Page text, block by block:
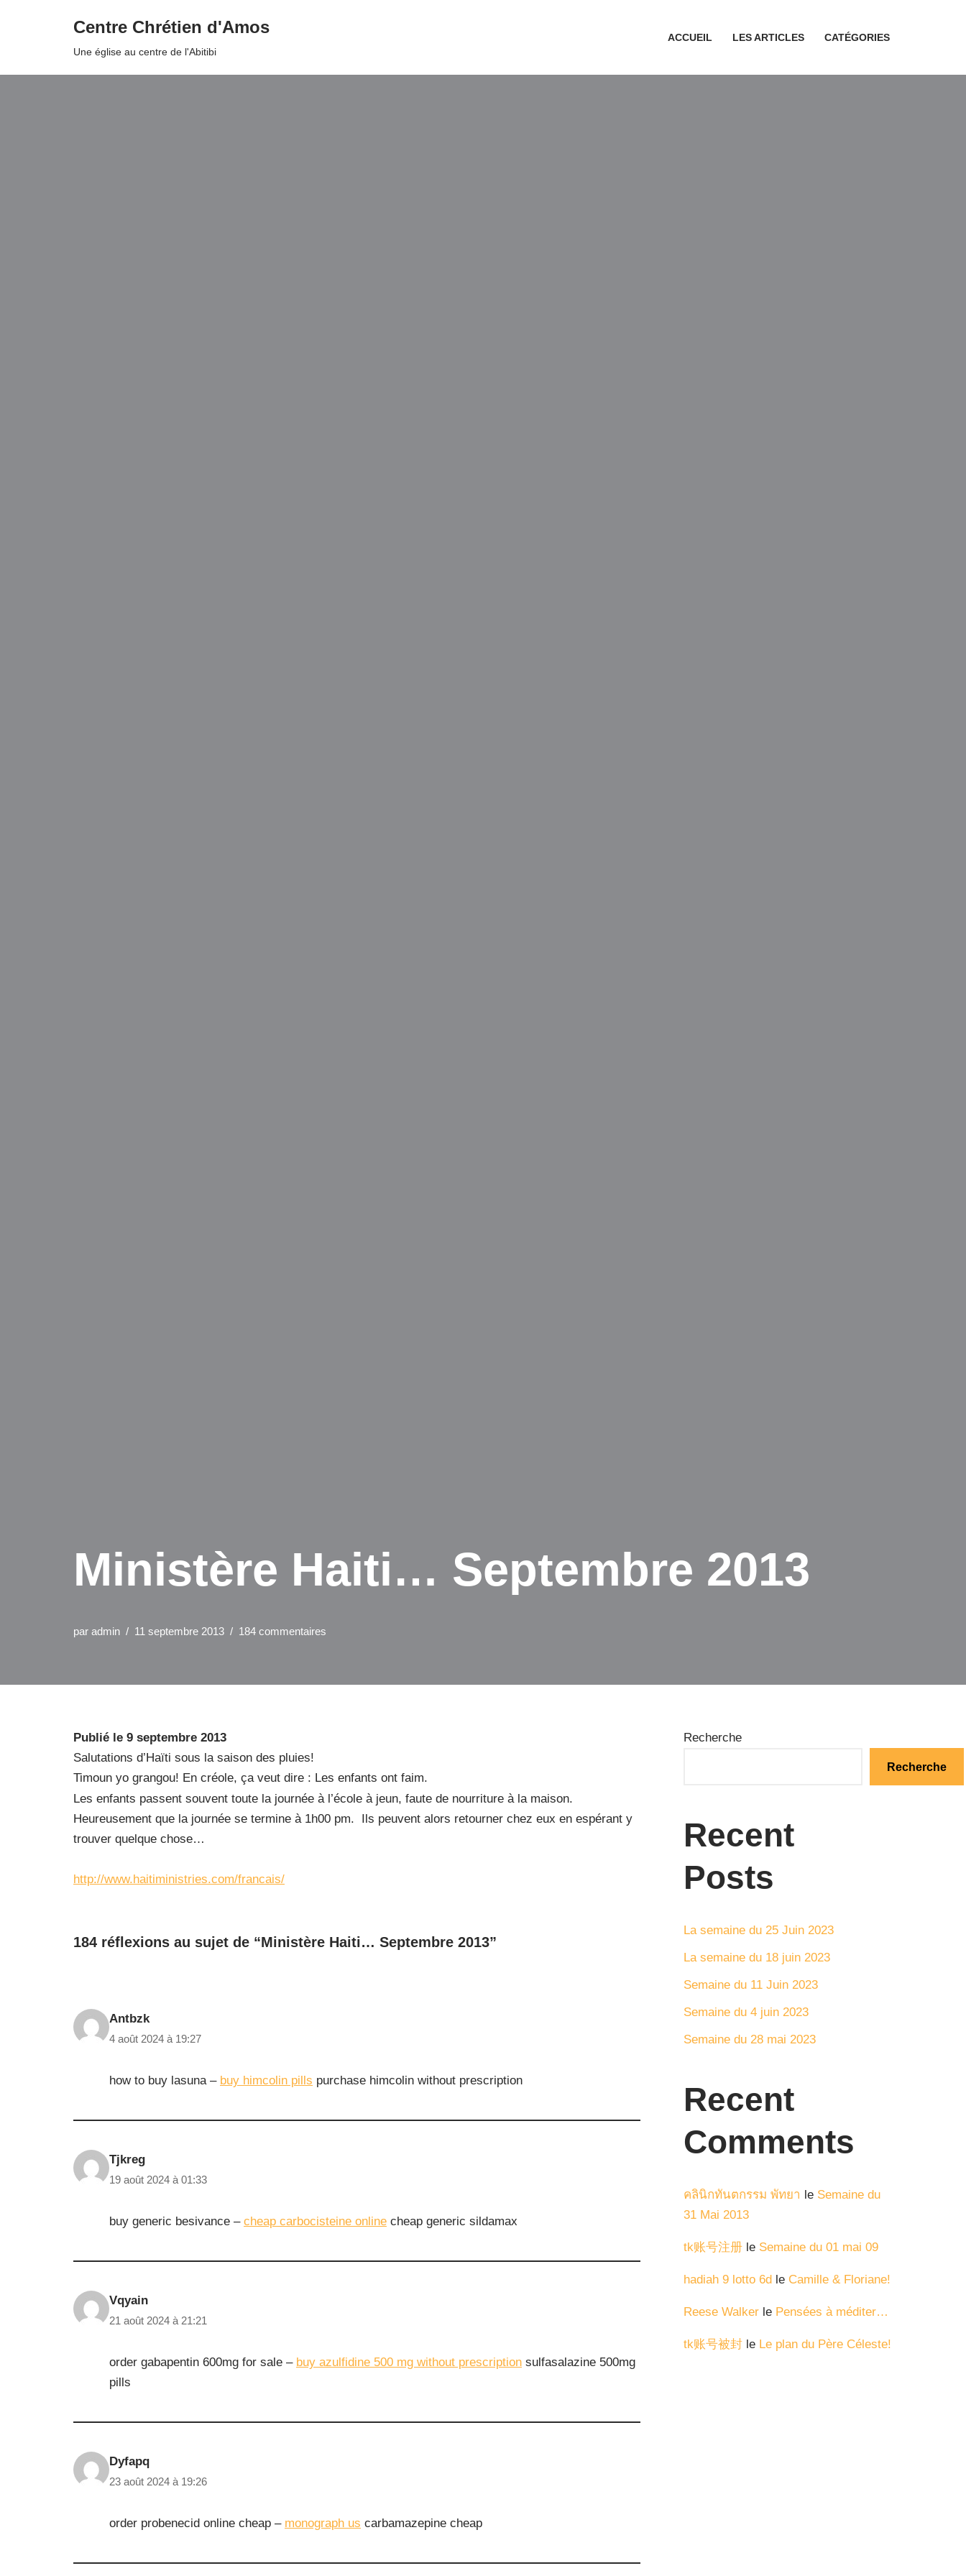
Centre Chrétien d'Amos
Une église au centre de l'Abitibi
ACCUEIL LES ARTICLES CATÉGORIES
Ministère Haiti… Septembre 2013
par admin 11 septembre 2013 184 commentaires
Publié le 9 septembre 2013
Salutations d’Haïti sous la saison des pluies!
Timoun yo grangou! En créole, ça veut dire : Les enfants ont faim.
Les enfants passent souvent toute la journée à l’école à jeun, faute de nourriture à la maison.
Heureusement que la journée se termine à 1h00 pm. Ils peuvent alors retourner chez eux en espérant y
trouver quelque chose…
http://www.haitiministries.com/francais/
184 réflexions au sujet de “Ministère Haiti… Septembre 2013”
Antbzk
4 août 2024 à 19:27
how to buy lasuna – buy himcolin pills purchase himcolin without prescription
Tjkreg
19 août 2024 à 01:33
buy generic besivance – cheap carbocisteine online cheap generic sildamax
Vqyain
21 août 2024 à 21:21
order gabapentin 600mg for sale – buy azulfidine 500 mg without prescription sulfasalazine 500mg
pills
Dyfapq
23 août 2024 à 19:26
order probenecid online cheap – monograph us carbamazepine cheap
Recherche
Recherche
Recent
Posts
La semaine du 25 Juin 2023
La semaine du 18 juin 2023
Semaine du 11 Juin 2023
Semaine du 4 juin 2023
Semaine du 28 mai 2023
Recent
Comments
คลินิกทันตกรรม พัทยา le Semaine du
31 Mai 2013
tk账号注册 le Semaine du 01 mai 09
hadiah 9 lotto 6d le Camille & Floriane!
Reese Walker le Pensées à méditer…
tk账号被封 le Le plan du Père Céleste!